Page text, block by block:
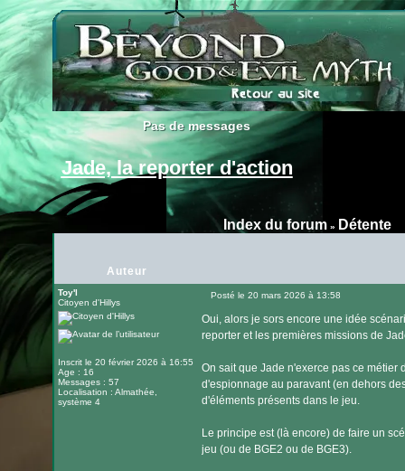
Pas de messages
Pas de messages
Jade, la reporter d'action
Index du forum» Détente
Auteur
Toy'l
Citoyen d'Hillys
Inscrit le 20 février 2026 à 16:55
Age : 16
Messages : 57
Localisation : Almathée,
système 4
Posté le 20 mars 2026 à 13:58
Oui, alors je sors encore une idée
reporter et les premières missions de
On sait que Jade n'exerce pas ce
d'espionnage au paravant (en dehors
d'éléments présents dans le jeu.
Le principe est (là encore) de faire un
jeu (ou de BGE2 ou de BGE3).